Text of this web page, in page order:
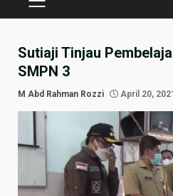
PRIMARY
Sutiaji Tinjau
SMPN 3
M Abd Rahman Rozzi April 20,